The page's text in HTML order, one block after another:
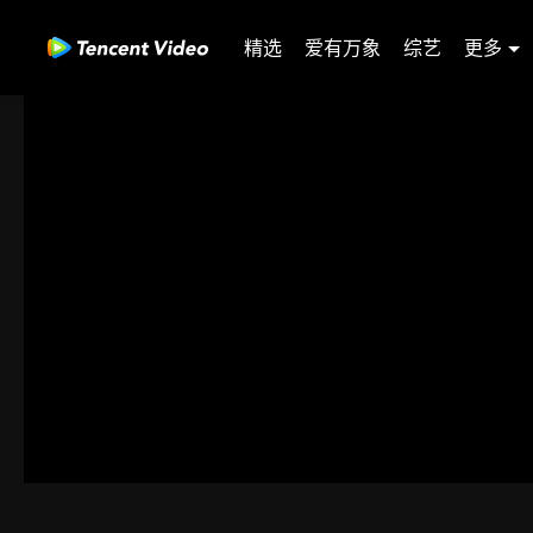
精选 爱有万象 综艺 更多